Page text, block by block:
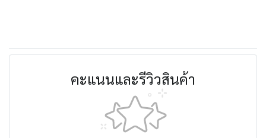
คะแนนและรีวิวสินค้า